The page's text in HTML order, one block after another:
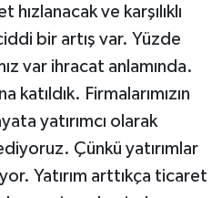
ve karşılıklı
bir artış var. Yüzde
var ihracat anlamında.
katıldık. Firmalarımızın
yatırımcı olarak
Çünkü yatırımlar
Yatırım arttıkça ticaret